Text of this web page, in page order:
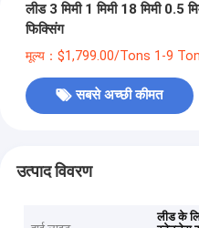
लीड 3 मिमी 1 मिमी 18 मिमी 0.5
फिक्सिंग
मूल्य：$1,799.00/Tons 1-9
सबसे अच्छी कीमत
उत्पाद विवरण
लीड के